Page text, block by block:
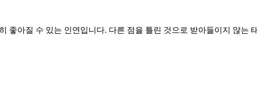
좋아질 수 있는 인연입니다. 다른 점을 틀린 것으로 받아들이지 않는